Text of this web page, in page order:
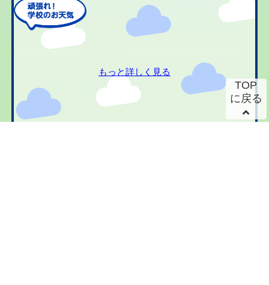
もっと詳しく見る
TOP
に戻る